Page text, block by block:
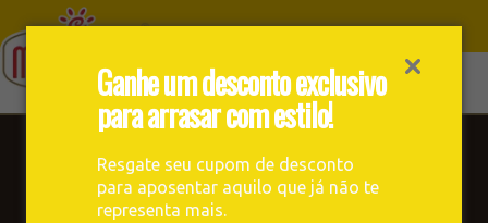
Ganhe um desconto exclusivo
para arrasar com estilo!
Resgate seu cupom de desconto
para aposentar aquilo que já não te
representa mais.
Blog
Receitas, notícias, curiosidades e muito mais sobre o mundo
do café você encontra aqui. Prepare uma boa xícara e